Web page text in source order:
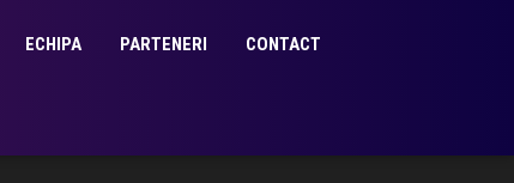
ECHIPA PARTENERI CONTACT